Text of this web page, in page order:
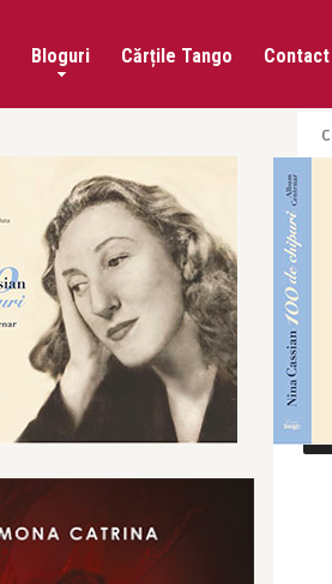
Bloguri Cărțile Tango Contact